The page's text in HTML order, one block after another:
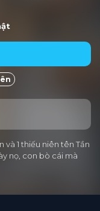
và 1 thiếu niên tên Tần
nọ, con bò cái mà